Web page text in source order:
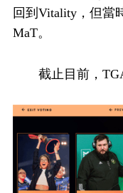
回到Vitality，但當
MaT。
截止目前，